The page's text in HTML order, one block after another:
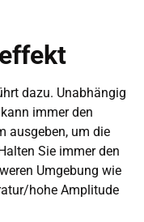
dazu. Unabhängig
immer den
ausgeben, um die
Sie immer den
Umgebung wie
hohe Amplitude